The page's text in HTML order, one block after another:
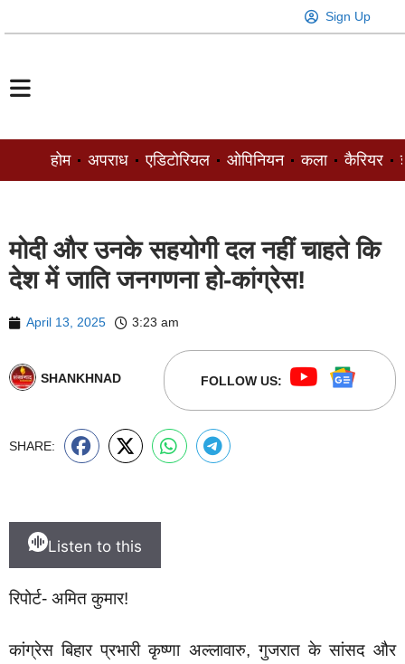
Sign Up
होम अपराध एडिटोरियल ओपिनियन कला कैरियर
मोदी और उनके सहयोगी दल नहीं चाहते कि
देश में जाति जनगणना हो-कांग्रेस!
April 13, 2025 3:23 am
SHANKHNAD FOLLOW US:
SHARE:
Listen to this
रिपोर्ट- अमित कुमार!
कांग्रेस बिहार प्रभारी कृष्णा अल्लावारु, गुजरात के सांसद और